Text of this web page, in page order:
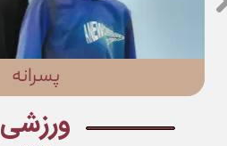
پسرانه
​ورزشی